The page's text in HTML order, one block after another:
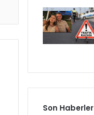
Son Haberler